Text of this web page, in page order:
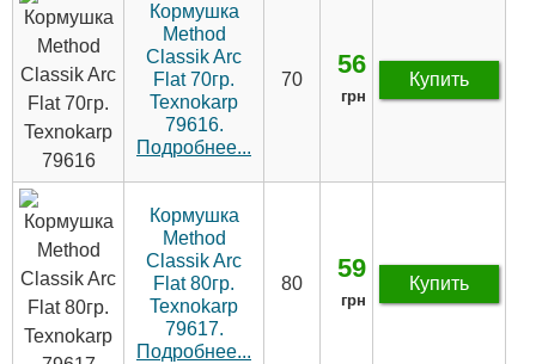
Кормушка
Method
Classik Arc
Flat 70гр.
Texnokarp
79616.
Подробнее...
70
56
грн
Купить
Кормушка
Method
Classik Arc
Flat 80гр.
Texnokarp
79617.
Подробнее...
80
59
грн
Купить